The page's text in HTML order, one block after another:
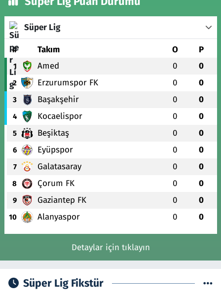
Süper Lig
# Takım O P
1 Amed 0 0
2 Erzurumspor FK 0 0
3 Başakşehir 0 0
4 Kocaelispor 0 0
5 Beşiktaş 0 0
6 Eyüpspor 0 0
7 Galatasaray 0 0
8 Çorum FK 0 0
9 Gaziantep FK 0 0
10 Alanyaspor 0 0
Detaylar için tıklayın
Süper Lig Fikstür